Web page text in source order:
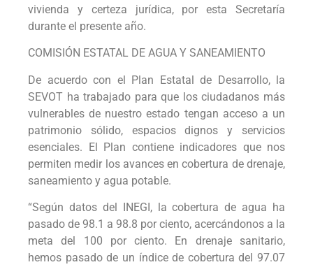
vivienda y certeza jurídica, por esta Secretaría
durante el presente año.
COMISIÓN ESTATAL DE AGUA Y SANEAMIENTO
De acuerdo con el Plan Estatal de Desarrollo, la
SEVOT ha trabajado para que los ciudadanos más
vulnerables de nuestro estado tengan acceso a un
patrimonio sólido, espacios dignos y servicios
esenciales. El Plan contiene indicadores que nos
permiten medir los avances en cobertura de drenaje,
saneamiento y agua potable.
“Según datos del INEGI, la cobertura de agua ha
pasado de 98.1 a 98.8 por ciento, acercándonos a la
meta del 100 por ciento. En drenaje sanitario,
hemos pasado de un índice de cobertura del 97.07